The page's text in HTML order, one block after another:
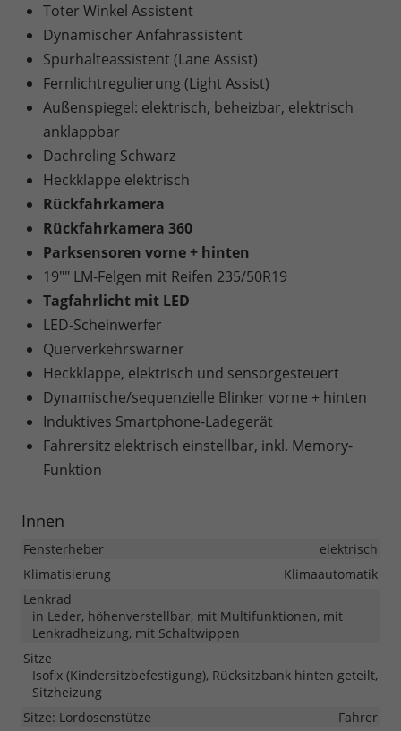
Toter Winkel Assistent
Dynamischer Anfahrassistent
Spurhalteassistent (Lane Assist)
Fernlichtregulierung (Light Assist)
Außenspiegel: elektrisch, beheizbar, elektrisch
anklappbar
Dachreling Schwarz
Heckklappe elektrisch
Rückfahrkamera
Rückfahrkamera 360
Parksensoren vorne + hinten
19"" LM-Felgen mit Reifen 235/50R19
Tagfahrlicht mit LED
LED-Scheinwerfer
Querverkehrswarner
Heckklappe, elektrisch und sensorgesteuert
Dynamische/sequenzielle Blinker vorne + hinten
Induktives Smartphone-Ladegerät
Fahrersitz elektrisch einstellbar, inkl. Memory-
Funktion
Innen
Fensterheber
elektrisch
Klimatisierung
Klimaautomatik
Lenkrad
in Leder, höhenverstellbar, mit Multifunktionen, mit
Lenkradheizung, mit Schaltwippen
Sitze
Isofix (Kindersitzbefestigung), Rücksitzbank hinten geteilt,
Sitzheizung
Sitze: Lordosenstütze
Fahrer